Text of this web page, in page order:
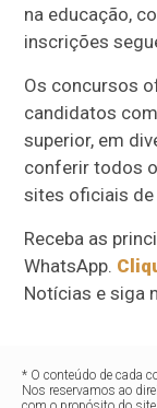
na educação,
inscrições
Os concursos
candidatos
superior, em
conferir todos
sites oficiais
Receba as
WhatsApp.
Notícias e siga
* O conteúdo de cada
Nos reservamos ao